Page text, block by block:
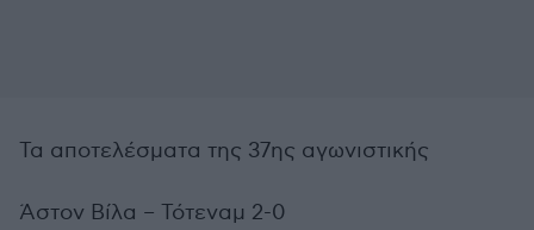
Τα αποτελέσματα της 37ης αγωνιστικής
Άστον Βίλα – Τότεναμ 2-0